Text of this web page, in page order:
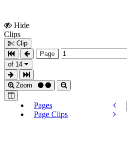
Hide
Clips
Clip
Page
of 14
Zoom
Pages
Page Clips